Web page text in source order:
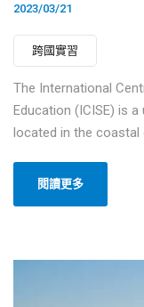
2023/03/21
跨國實習
The International
Education (ICISE) is
located in the coastal
閱讀更多